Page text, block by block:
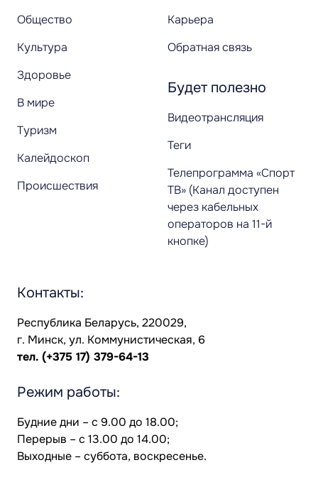
Общество
Культура
Здоровье
В мире
Туризм
Калейдоскоп
Происшествия
Карьера
Обратная связь
Будет полезно
Видеотрансляция
Теги
Телепрограмма «Спорт
ТВ» (Канал доступен
через кабельных
операторов на 11-й
кнопке)
Контакты:
Республика Беларусь, 220029,
г. Минск, ул. Коммунистическая, 6
тел. (+375 17) 379-64-13
Режим работы:
Будние дни – с 9.00 до 18.00;
Перерыв – с 13.00 до 14.00;
Выходные – суббота, воскресенье.